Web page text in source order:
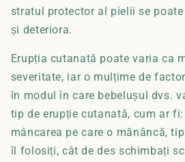
stratul protector al pielii se
și deteriora.
Erupția cutanată poate varia ca
severitate, iar o mulțime de
în modul în care bebelușul dvs.
tip de erupție cutanată, cum ar
mâncarea pe care o mănâncă,
îl folosiți, cât de des schimbați